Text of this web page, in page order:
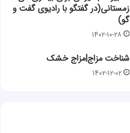
زمستانی(در گفتگو با رادیوی گفت و
گو)
۱۴۰۲-۱۰-۲۸
شناخت مزاج|مزاج خشک
۱۴۰۲-۱۲-۰۲